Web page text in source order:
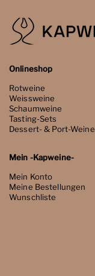
Onlineshop
Rotweine
Weissweine
Schaumweine
Tasting-Sets
Dessert- & Port-Weine
Mein -Kapweine-
Mein Konto
Meine Bestellungen
Wunschliste